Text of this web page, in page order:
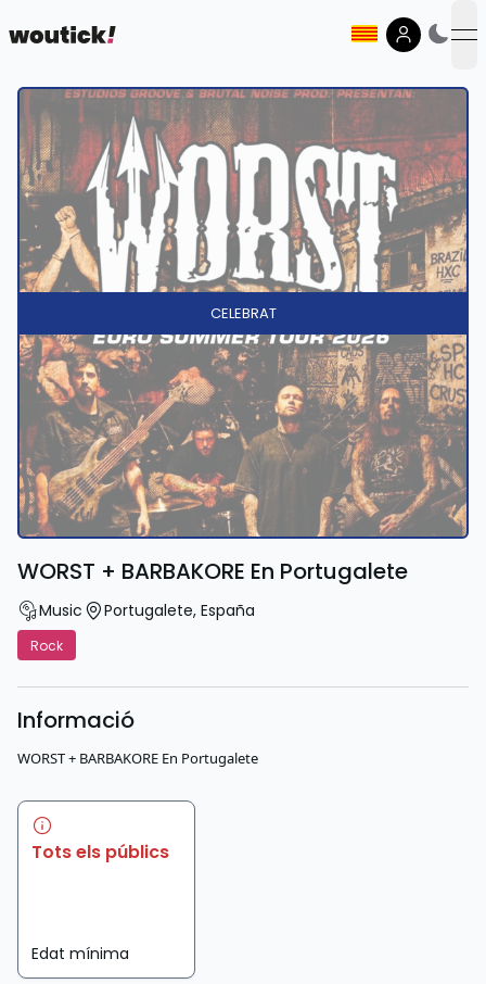
CELEBRAT
WORST + BARBAKORE En Portugalete
Music Portugalete, España
Rock
Informació
WORST + BARBAKORE En Portugalete
Tots els públics
Edat mínima